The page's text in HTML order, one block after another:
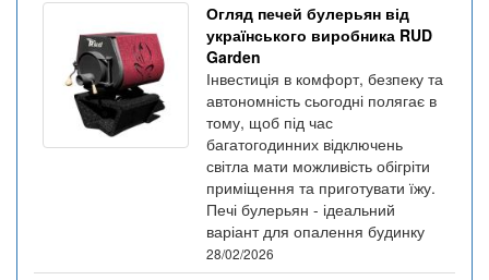
Огляд печей булерьян від
українського виробника RUD
Garden
Інвестиція в комфорт, безпеку та
автономність сьогодні полягає в
тому, щоб під час
багатогодинних відключень
світла мати можливість обігріти
приміщення та приготувати їжу.
Печі булерьян - ідеальний
варіант для опалення будинку
28/02/2026